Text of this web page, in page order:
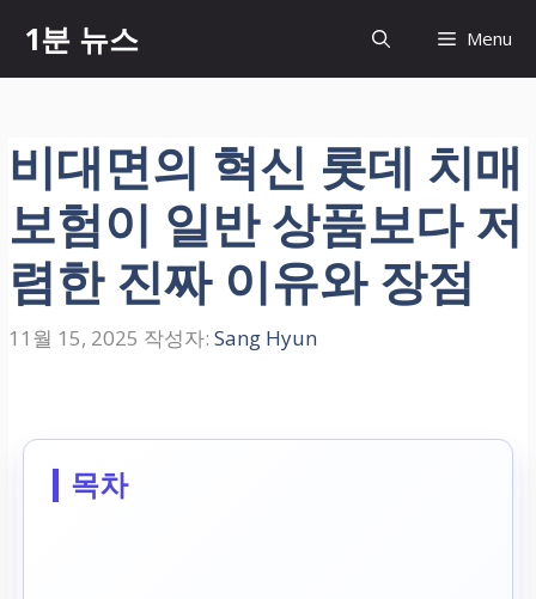
츠
너
기
1분 뉴스 Menu
비대면의 혁신 롯데 치매
보험이 일반 상품보다 저
렴한 진짜 이유와 장점
11월 15, 2025 작성자: Sang Hyun
목차